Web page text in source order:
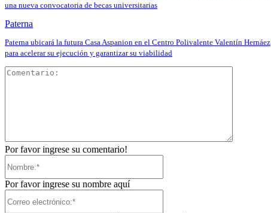
una nueva convocatoria de becas universitarias
Paterna
Paterna ubicará la futura Casa Aspanion en el Centro Polivalente Valentín Hernáez
para acelerar su ejecución y garantizar su viabilidad
Por favor ingrese su comentario!
Por favor ingrese su nombre aquí